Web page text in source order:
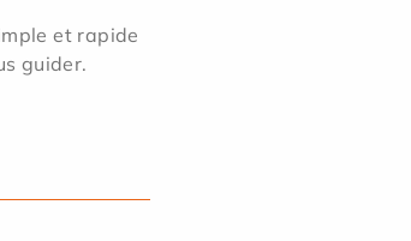
et rapide
guider.